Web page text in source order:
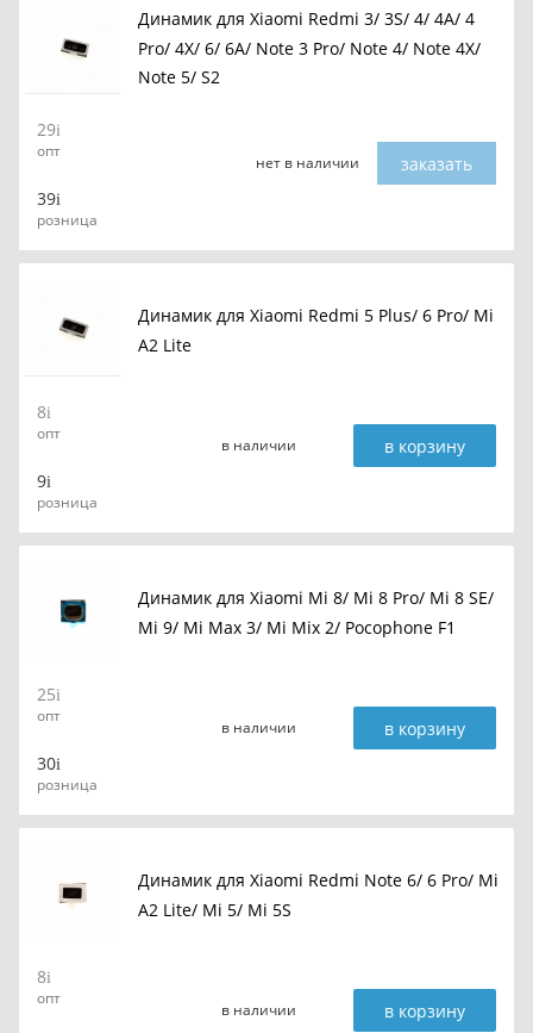
Динамик для Xiaomi Redmi 3/ 3S/ 4/ 4A/ 4
Pro/ 4X/ 6/ 6A/ Note 3 Pro/ Note 4/ Note 4X/
Note 5/ S2
29
опт
39
розница
нет в наличии заказать
Динамик для Xiaomi Redmi 5 Plus/ 6 Pro/ Mi
A2 Lite
8
опт
9
розница
в наличии в корзину
Динамик для Xiaomi Mi 8/ Mi 8 Pro/ Mi 8 SE/
Mi 9/ Mi Max 3/ Mi Mix 2/ Pocophone F1
25
опт
30
розница
в наличии в корзину
Динамик для Xiaomi Redmi Note 6/ 6 Pro/ Mi
A2 Lite/ Mi 5/ Mi 5S
8
опт
в наличии в корзину